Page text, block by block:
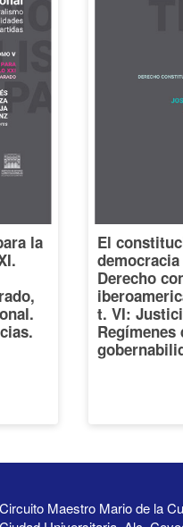
la
El
Derecho
t. VI:
Circuito Maestro Mario de la